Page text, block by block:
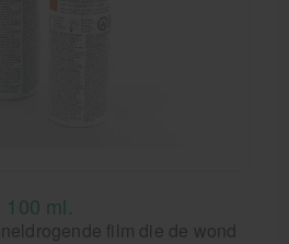
100 ml.
film die de wond